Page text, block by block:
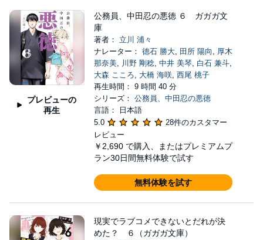
プレビューの
再生
公務員、中田忍の悪徳 ６ ガガガ文
庫
著者： 立川 浦々
ナレーター： 德石 勝大, 田所 陽向 , 厚木
那奈美, 川野 剛稔, 中井 美琴, 白石 兼斗,
大森 こころ, 大橋 海咲, 西尾 桃子
再生時間： 9 時間 40 分
シリーズ： 公務員、中田忍の悪徳
言語： 日本語
5.0
28件のカスタマー
レビュー
￥2,690 で購入、またはプレミアムプ
ラン30日間無料体験で試す
無料体験を試す
現実でラブコメできないとだれが決
めた？ ６（ガガガ文庫）